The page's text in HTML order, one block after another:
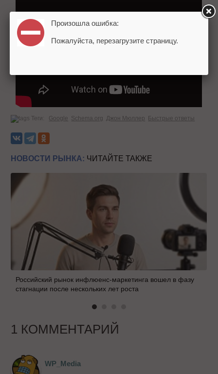
Теги: Google Schema.org Джон Мюллер Быстрые ответы
НОВОСТИ РЫНКА: ЧИТАЙТЕ ТАКЖЕ
Российский рынок инфлюенс-маркетинга вошел в фазу
стагнации после нескольких лет роста
1 КОММЕНТАРИЙ
WP_Media
Произошла ошибка:
Пожалуйста, перезагрузите страницу.